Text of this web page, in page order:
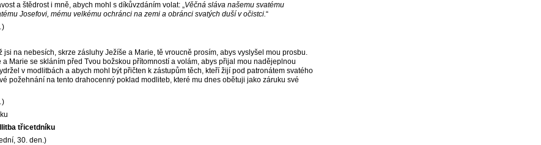
a štědrost i mně, abych mohl s díkůvzdáním volat: „Věčná sláva našemu svatému
Josefovi, mému velkému ochránci na zemi a obránci svatých duší v očistci.“
jsi na nebesích, skrze zásluhy Ježíše a Marie, tě vroucně prosím, abys vyslyšel mou prosbu.
a Marie se skláním před Tvou božskou přítomností a volám, abys přijal mou nadějeplnou
v modlitbách a abych mohl být přičten k zástupům těch, kteří žijí pod patronátem svatého
požehnání na tento drahocenný poklad modliteb, které mu dnes obětuji jako záruku své
třicetdníku
30. den.)